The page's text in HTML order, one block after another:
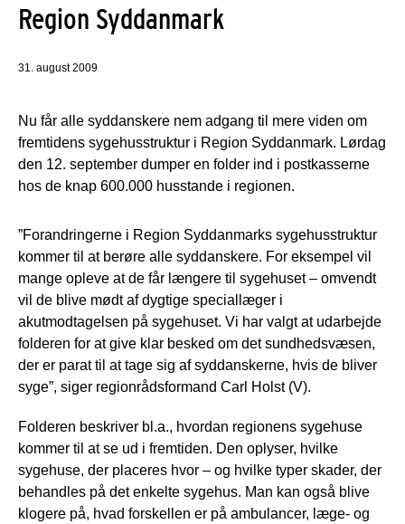
Region Syddanmark
31. august 2009
Nu får alle syddanskere nem adgang til mere viden om
fremtidens sygehusstruktur i Region Syddanmark. Lørdag
den 12. september dumper en folder ind i postkasserne
hos de knap 600.000 husstande i regionen.
”Forandringerne i Region Syddanmarks sygehusstruktur
kommer til at berøre alle syddanskere. For eksempel vil
mange opleve at de får længere til sygehuset – omvendt
vil de blive mødt af dygtige speciallæger i
akutmodtagelsen på sygehuset. Vi har valgt at udarbejde
folderen for at give klar besked om det sundhedsvæsen,
der er parat til at tage sig af syddanskerne, hvis de bliver
syge”, siger regionrådsformand Carl Holst (V).
Folderen beskriver bl.a., hvordan regionens sygehuse
kommer til at se ud i fremtiden. Den oplyser, hvilke
sygehuse, der placeres hvor – og hvilke typer skader, der
behandles på det enkelte sygehus. Man kan også blive
klogere på, hvad forskellen er på ambulancer, læge- og